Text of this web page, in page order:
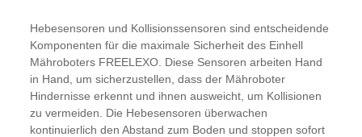
Hebesensoren und Kollisionssensoren sind entscheidende
Komponenten für die maximale Sicherheit des Einhell
Mähroboters FREELEXO. Diese Sensoren arbeiten Hand
in Hand, um sicherzustellen, dass der Mähroboter
Hindernisse erkennt und ihnen ausweicht, um Kollisionen
zu vermeiden. Die Hebesensoren überwachen
kontinuierlich den Abstand zum Boden und stoppen sofort